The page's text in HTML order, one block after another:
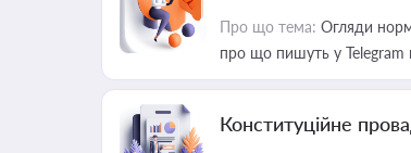
Про що тема: Огляди
про що пишуть у Telegram
Конституційне